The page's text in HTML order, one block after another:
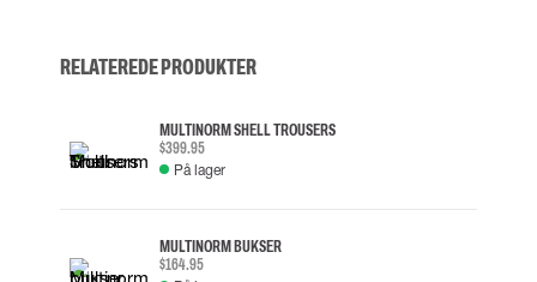
RELATEREDE PRODUKTER
MULTINORM SHELL TROUSERS
$399.95
På lager
MULTINORM BUKSER
$164.95